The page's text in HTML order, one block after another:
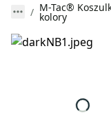
M-Tac®
kolory